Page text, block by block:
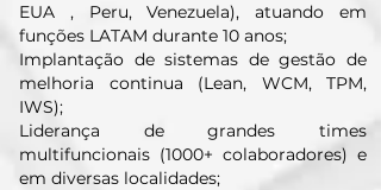
EUA , Peru, Venezuela), atuando em
funções LATAM durante 10 anos;
Implantação de sistemas de gestão de
melhoria continua (Lean, WCM, TPM,
IWS);
Liderança de grandes times
multifuncionais (1000+ colaboradores) e
em diversas localidades;